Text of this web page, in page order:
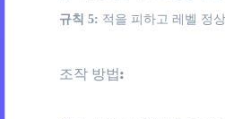
규칙 5: 적을 피하고 레벨 정
조작 방법: